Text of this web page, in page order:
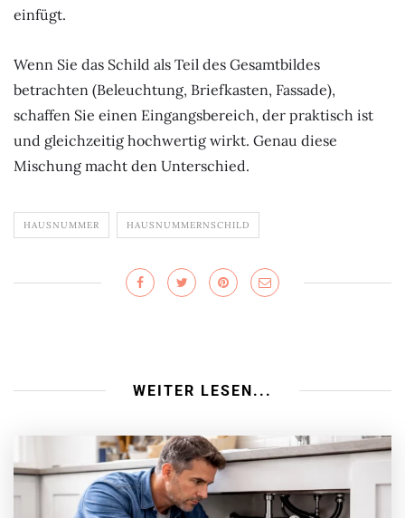
einfügt.
Wenn Sie das Schild als Teil des Gesamtbildes
betrachten (Beleuchtung, Briefkasten, Fassade),
schaffen Sie einen Eingangsbereich, der praktisch ist
und gleichzeitig hochwertig wirkt. Genau diese
Mischung macht den Unterschied.
HAUSNUMMER HAUSNUMMERNSCHILD
WEITER LESEN...